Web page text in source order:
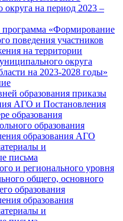
округа на период 2023 –
«Формирование
поведения участников
на территории
округа
на 2023-2028 годы»
образования приказы
АГО и Постановления
образования
образования
образования АГО
и
письма
и регионального уровня
общего, основного
образования
образования
и